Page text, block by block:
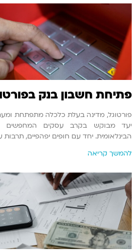
פתיחת חשבון בנק
פורטוגל, מדינה בעלת כלכלה מתפתחת
יעד מבוקש בקרב עסקים המחפשים
הבינלאומית. יחד עם חופים יפהפיים, תרבות
להמשך קריאה